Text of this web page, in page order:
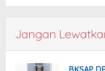
Jangan